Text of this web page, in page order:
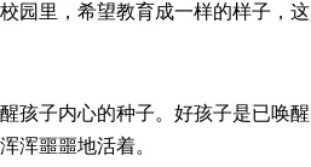
园里，希望教育成一样的样子，这
孩子内心的种子。好孩子是已唤
浑噩噩地活着。